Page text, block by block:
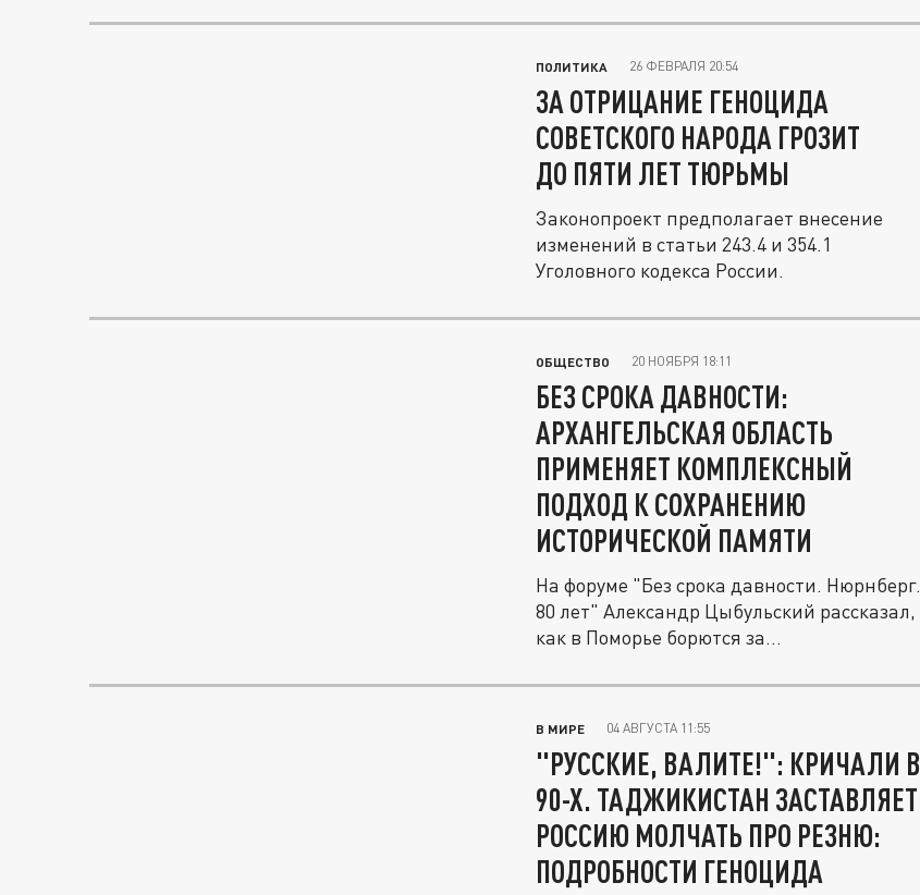
ПОЛИТИКА 26 ФЕВРАЛЯ 20:54
ЗА ОТРИЦАНИЕ ГЕНОЦИДА
СОВЕТСКОГО НАРОДА ГРОЗИТ
ДО ПЯТИ ЛЕТ ТЮРЬМЫ
Законопроект предполагает внесение
изменений в статьи 243.4 и 354.1
Уголовного кодекса России.
ОБЩЕСТВО 20 НОЯБРЯ 18:11
БЕЗ СРОКА ДАВНОСТИ:
АРХАНГЕЛЬСКАЯ ОБЛАСТЬ
ПРИМЕНЯЕТ КОМПЛЕКСНЫЙ
ПОДХОД К СОХРАНЕНИЮ
ИСТОРИЧЕСКОЙ ПАМЯТИ
На форуме "Без срока давности. Нюрнберг.
80 лет" Александр Цыбульский рассказал,
как в Поморье борются за...
В МИРЕ 04 АВГУСТА 11:55
"РУССКИЕ, ВАЛИТЕ!": КРИЧАЛИ В
90-Х. ТАДЖИКИСТАН ЗАСТАВЛЯЕТ
РОССИЮ МОЛЧАТЬ ПРО РЕЗНЮ:
ПОДРОБНОСТИ ГЕНОЦИДА